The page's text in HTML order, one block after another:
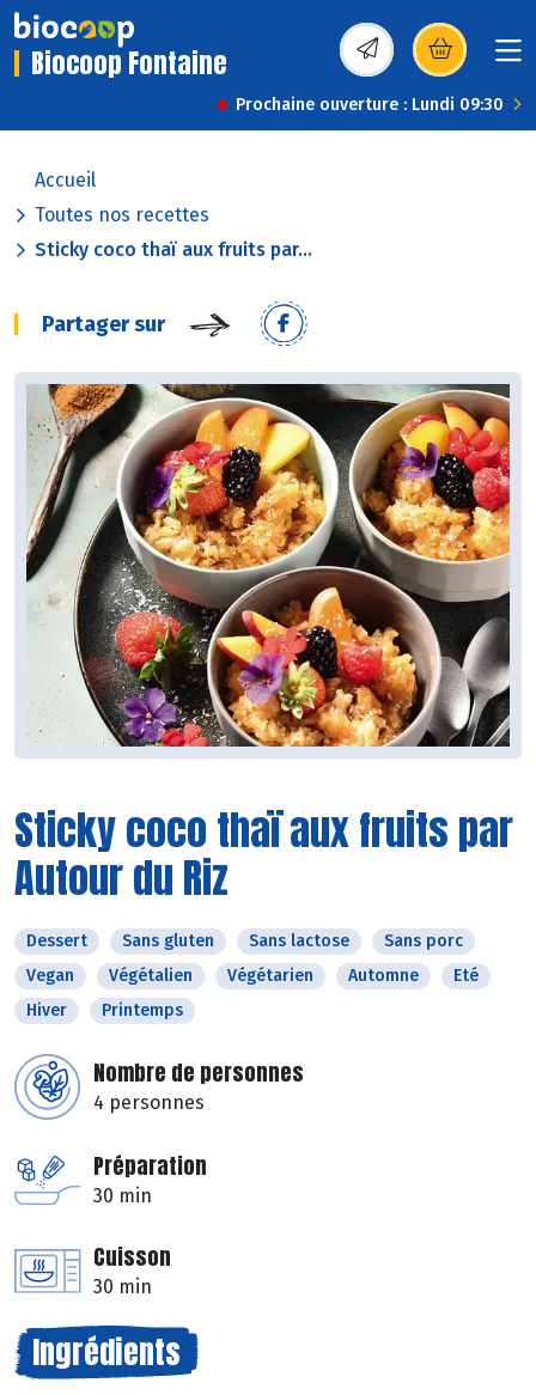
Biocoop Fontaine (s’ouvre dans une
Prochaine ouverture : Lundi 09:30
Accueil
Toutes nos recettes
Sticky coco thaï aux fruits par...
Partager sur
Sticky coco thaï aux fruits par
Autour du Riz
Dessert Sans gluten Sans lactose
Sans porc
Vegan
Végétalien Végétarien Automne
Eté
Hiver
Printemps
Nombre de personnes
4 personnes
Préparation
30 min
Cuisson
30 min
Ingrédients